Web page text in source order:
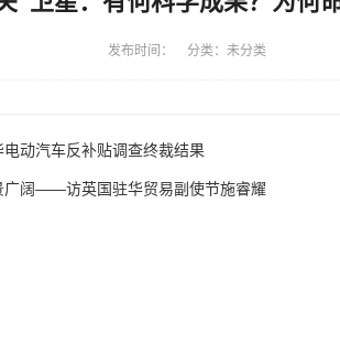
发布时间： 分类：未分类
动汽车反补贴调查终裁结果
广阔——访英国驻华贸易副使节施睿耀